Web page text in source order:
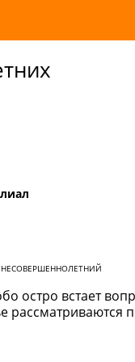
НЕСОВЕРШЕННОЛЕТНИЙ
остро встает
рассматриваются